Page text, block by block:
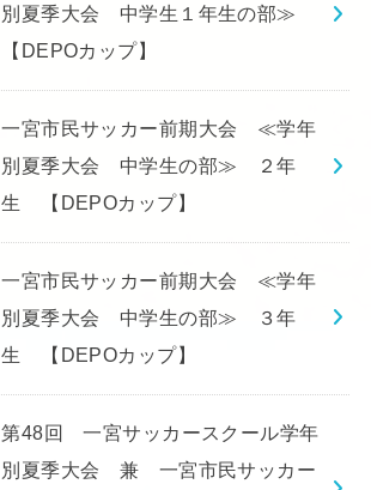
別夏季大会 中学生１年生の部≫
【DEPOカップ】
一宮市民サッカー前期大会 ≪学年
別夏季大会 中学生の部≫ ２年
生 【DEPOカップ】
一宮市民サッカー前期大会 ≪学年
別夏季大会 中学生の部≫ ３年
生 【DEPOカップ】
第48回 一宮サッカースクール学年
別夏季大会 兼 一宮市民サッカー